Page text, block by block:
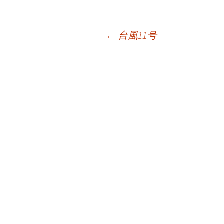
← 台風11号